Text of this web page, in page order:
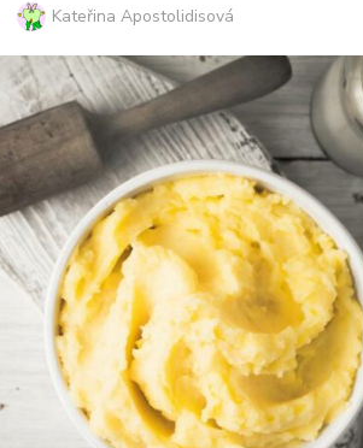
Author
Kateřina Apostolidisová